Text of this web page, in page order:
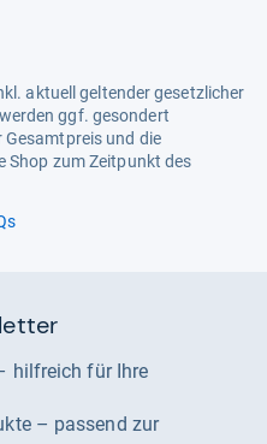
aktuell geltender gesetzlicher
ggf. gesondert
Gesamtpreis und die
Shop zum Zeitpunkt des